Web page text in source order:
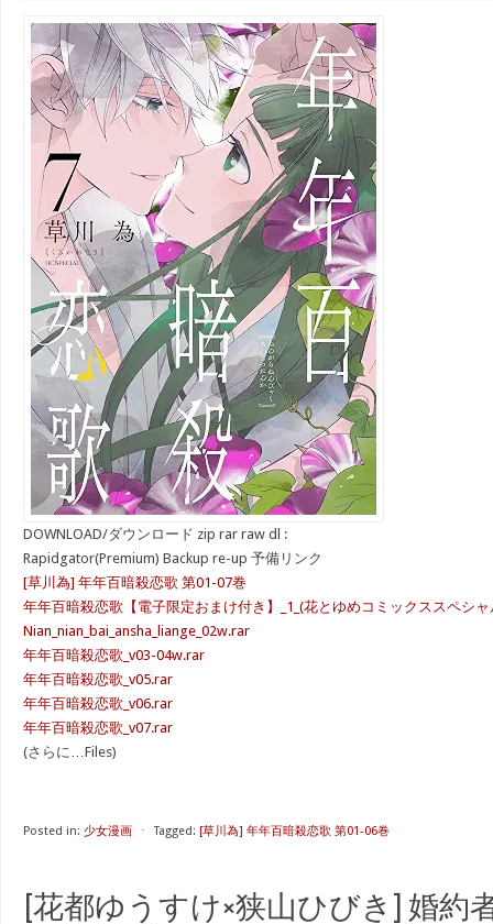
DOWNLOAD/ダウンロード zip rar raw dl :
Rapidgator(Premium) Backup re-up 予備リンク
[草川為] 年年百暗殺恋歌 第01-07巻
年年百暗殺恋歌【電子限定おまけ付き】_1_(花とゆめコミックススペシ
Nian_nian_bai_ansha_liange_02w.rar
年年百暗殺恋歌_v03-04w.rar
年年百暗殺恋歌_v05.rar
年年百暗殺恋歌_v06.rar
年年百暗殺恋歌_v07.rar
(さらに…Files)
Posted in: 少女漫画 ⋅ Tagged: [草川為] 年年百暗殺恋歌 第01-06巻
[花都ゆうすけ×狭山ひびき] 婚約